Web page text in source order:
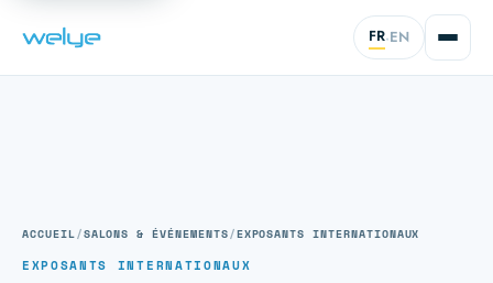
FR·EN
ACCUEIL/SALONS & ÉVÉNEMENTS/EXPOSANTS INTERNATIONAUX
EXPOSANTS INTERNATIONAUX